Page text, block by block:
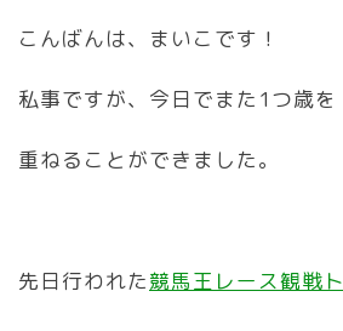
こんばんは、まいこです！
私事ですが、今日でまた1つ歳を
重ねることができました。
先日行われた競馬王レース観戦